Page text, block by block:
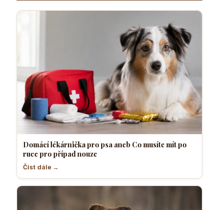
Domácí lékárnička pro psa aneb Co musíte mít po
ruce pro případ nouze
Číst dále →